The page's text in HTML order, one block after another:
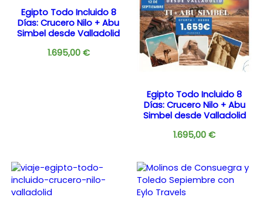
Egipto Todo Incluido 8
Días: Crucero Nilo + Abu
Simbel desde Valladolid
1.695,00 €
Egipto Todo Incluido 8
Días: Crucero Nilo + Abu
Simbel desde Valladolid
1.695,00€